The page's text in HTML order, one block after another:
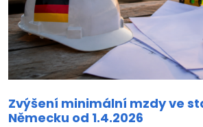
Zvýšení minimální mzdy ve
Německu od 1.4.2026